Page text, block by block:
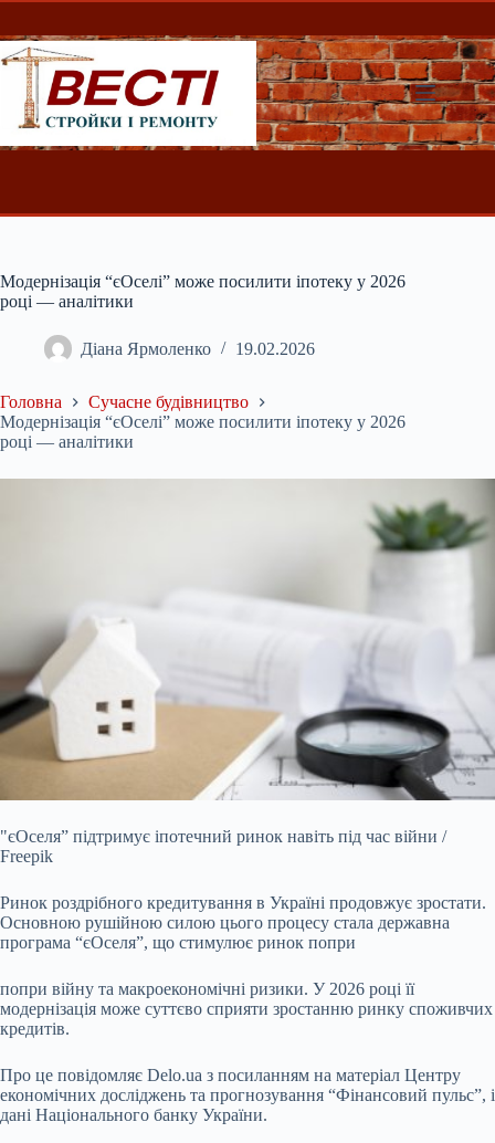
Перейти
вмісту
Модернізація “єОселі” може посилити іпотеку у 2026
році — аналітики
Діана Ярмоленко 19.02.2026
Головна
Сучасне будівництво
Модернізація “єОселі” може посилити іпотеку у 2026
році — аналітики
"єОселя” підтримує іпотечний ринок навіть під час війни /
Freepik
Ринок роздрібного кредитування в Україні продовжує зростати.
Основною рушійною силою цього процесу стала державна
програма “єОселя”, що стимулює ринок попри
попри війну та макроекономічні ризики. У 2026 році її
модернізація може суттєво сприяти зростанню ринку споживчих
кредитів.
Про це повідомляє Delo.ua з посиланням на матеріал Центру
економічних досліджень та прогнозування “Фінансовий пульс”, і
дані Національного банку України.